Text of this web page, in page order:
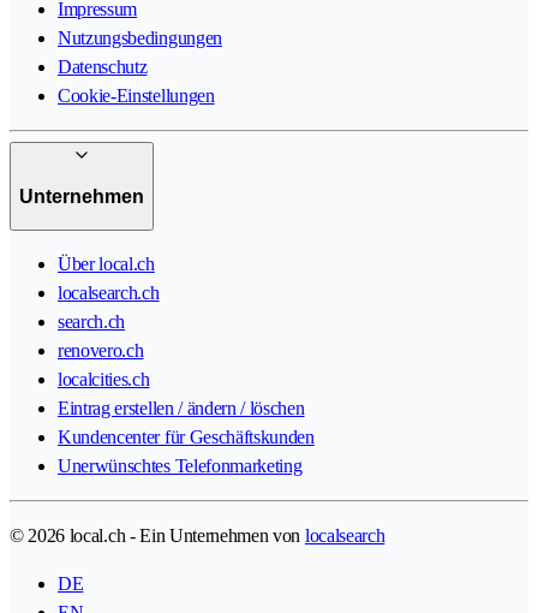
Impressum
Nutzungsbedingungen
Datenschutz
Cookie-Einstellungen
Unternehmen
Über local.ch
localsearch.ch
search.ch
renovero.ch
localcities.ch
Eintrag erstellen / ändern / löschen
Kundencenter für Geschäftskunden
Unerwünschtes Telefonmarketing
© 2026 local.ch - Ein Unternehmen von localsearch
DE